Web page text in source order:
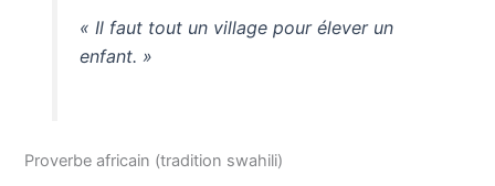
« Il faut tout un village pour élever un
enfant. »
Proverbe africain (tradition swahili)